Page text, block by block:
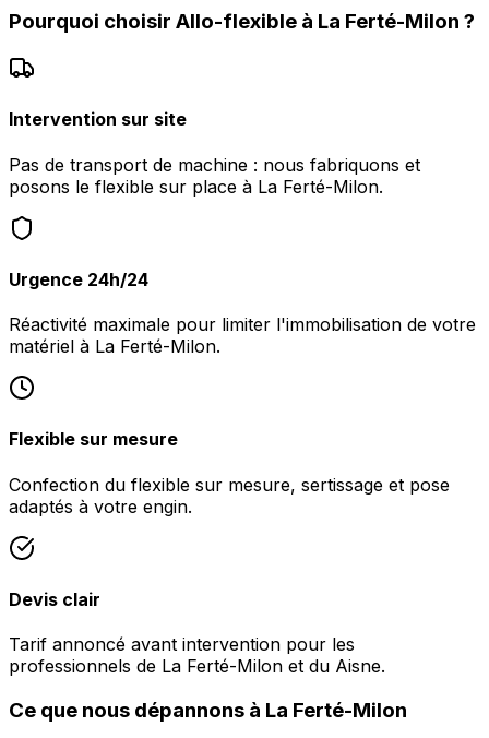
Pourquoi choisir Allo-flexible à La Ferté-Milon ?
Intervention sur site
Pas de transport de machine : nous fabriquons et
posons le flexible sur place à La Ferté-Milon.
Urgence 24h/24
Réactivité maximale pour limiter l'immobilisation de votre
matériel à La Ferté-Milon.
Flexible sur mesure
Confection du flexible sur mesure, sertissage et pose
adaptés à votre engin.
Devis clair
Tarif annoncé avant intervention pour les
professionnels de La Ferté-Milon et du Aisne.
Ce que nous dépannons à La Ferté-Milon